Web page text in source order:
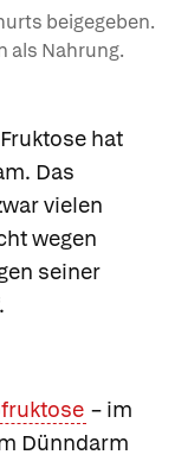
beigegeben.
als Nahrung.
hat
Das
vielen
wegen
seiner
– im
Dünndarm